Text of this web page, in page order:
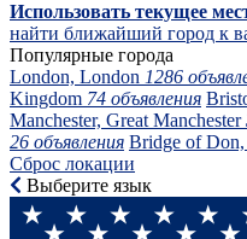
Использовать текущее
найти ближайший город к
Популярные города
London, London 1286
Kingdom 74 объявления
Manchester, Great Manchester
26 объявления Bridge of
Сброс локации
Выберите язык